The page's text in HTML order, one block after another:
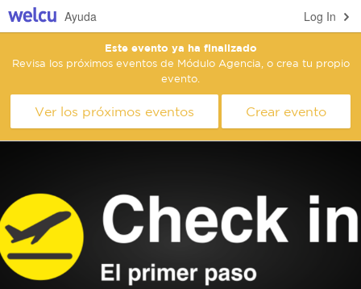
Log In
Ayuda
Este evento ya ha finalizado
Revisa los próximos eventos de Módulo Agencia, o crea tu propio
evento.
Ver los próximos eventos Crear evento